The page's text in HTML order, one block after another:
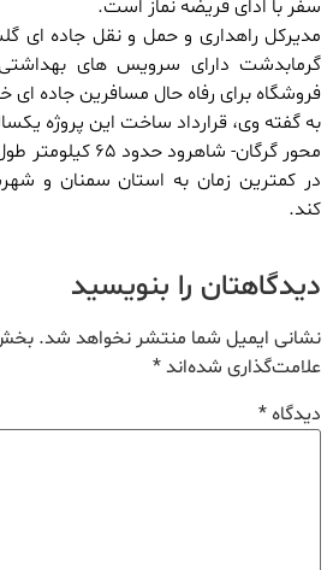
سفر با ادای فریضه نماز است.
مدیرکل راهداری و حمل و نقل جاده ای
گرمابدشت دارای سرویس های
فروشگاه برای رفاه حال مسافرین جاده ای
به گفته وی، قرارداد ساخت این پروژه
محور گرگان- شاهرود
در کمترین زمان به استان سمنان و
کند.
دیدگاهتان را بنویسید
نشانی ایمیل شما منتشر نخواهد شد.
علامت‌گذاری شده‌اند*
دیدگاه*